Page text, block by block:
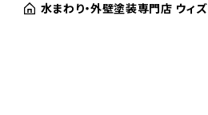
水まわり・外壁塗装専門店 ウィズ